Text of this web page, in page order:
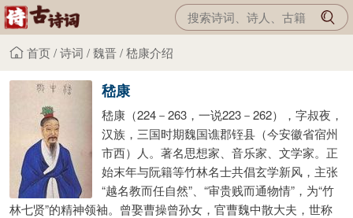
首页/诗词 /魏晋/嵇康介绍
嵇康
嵇康（224－263，一说223－262），字叔夜，
汉族，三国时期魏国谯郡铚县（今安徽省宿州
市西）人。著名思想家、音乐家、文学家。正
始末年与阮籍等竹林名士共倡玄学新风，主张
“越名教而任自然”、“审贵贱而通物情”，为“竹
林七贤”的精神领袖。曾娶曹操曾孙女，官曹魏中散大夫，世称